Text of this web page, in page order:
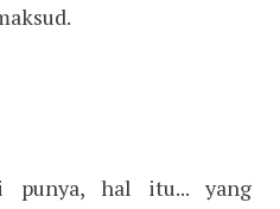
punya, hal itu... yang